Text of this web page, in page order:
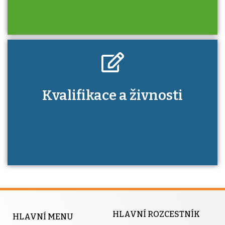
Kdo je to autorizovaná osoba a jaké výhody
má získání autorizace?
Kvalifikace a živnosti
HLAVNÍ MENU HLAVNÍ ROZCESTNÍK